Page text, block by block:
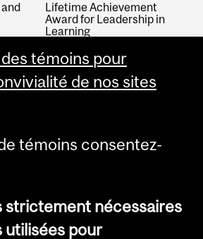
Lifetime Achievement
Award for Leadership in
Learning
Queen Elizabeth II Diamond
Jubilee Medal
témoins pour
de nos sites
témoins consentez-
strictement nécessaires
utilisées pour